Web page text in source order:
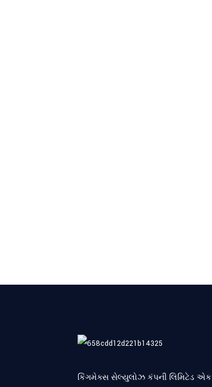
કિંગમેક્સ સેલ્યુલોઝ કંપની લિમિટેડ એક